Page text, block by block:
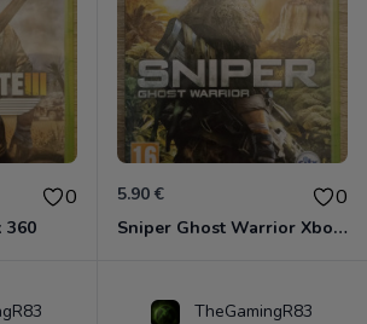
0
360
5.90 € 0
Sniper Ghost Warrior Xbox 360
TheGamingR83